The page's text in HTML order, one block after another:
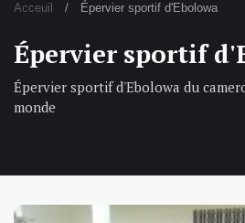
Acceuil Épervier sportif d'Ebolowa
Épervier sportif
Épervier sportif d'Ebolowa du
monde